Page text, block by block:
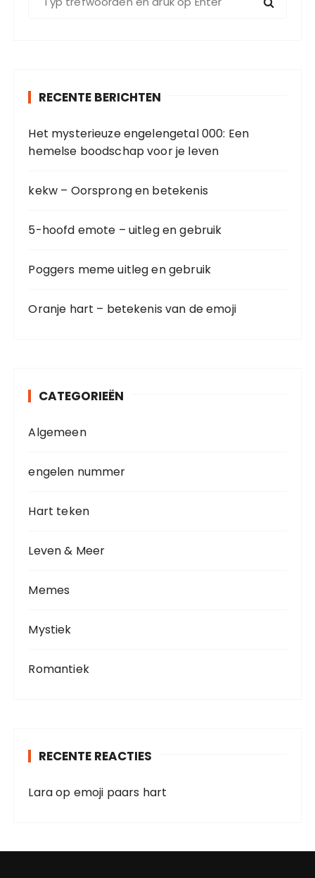
a
r
RECENTE BERICHTEN
Het mysterieuze engelengetal 000: Een
hemelse boodschap voor je leven
kekw – Oorsprong en betekenis
5-hoofd emote – uitleg en gebruik
Poggers meme uitleg en gebruik
Oranje hart – betekenis van de emoji
CATEGORIEËN
Algemeen
engelen nummer
Hart teken
Leven & Meer
Memes
Mystiek
Romantiek
RECENTE REACTIES
Laraop emoji paars hart